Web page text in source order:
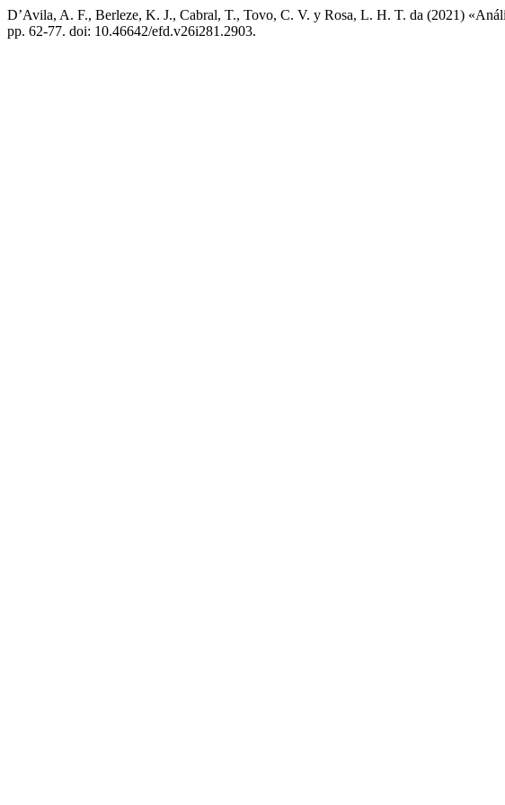
D’Avila, A. F., Berleze, K. J., Cabral, T., Tovo, C. V. y Rosa, L. H. T. da (2021)
pp. 62-77. doi: 10.46642/efd.v26i281.2903.